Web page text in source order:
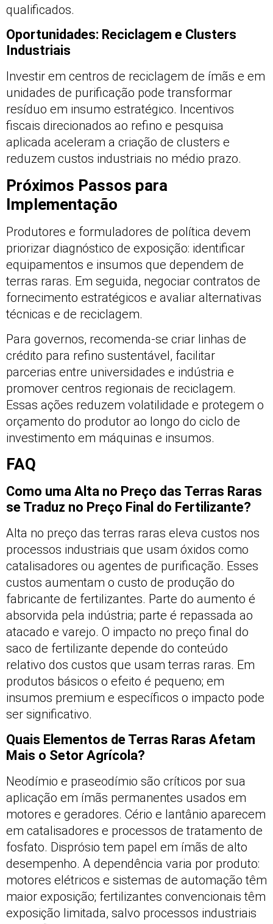
qualificados.
Oportunidades: Reciclagem e Clusters
Industriais
Investir em centros de reciclagem de ímãs e em
unidades de purificação pode transformar
resíduo em insumo estratégico. Incentivos
fiscais direcionados ao refino e pesquisa
aplicada aceleram a criação de clusters e
reduzem custos industriais no médio prazo.
Próximos Passos para
Implementação
Produtores e formuladores de política devem
priorizar diagnóstico de exposição: identificar
equipamentos e insumos que dependem de
terras raras. Em seguida, negociar contratos de
fornecimento estratégicos e avaliar alternativas
técnicas e de reciclagem.
Para governos, recomenda-se criar linhas de
crédito para refino sustentável, facilitar
parcerias entre universidades e indústria e
promover centros regionais de reciclagem.
Essas ações reduzem volatilidade e protegem o
orçamento do produtor ao longo do ciclo de
investimento em máquinas e insumos.
FAQ
Como uma Alta no Preço das Terras Raras
se Traduz no Preço Final do Fertilizante?
Alta no preço das terras raras eleva custos nos
processos industriais que usam óxidos como
catalisadores ou agentes de purificação. Esses
custos aumentam o custo de produção do
fabricante de fertilizantes. Parte do aumento é
absorvida pela indústria; parte é repassada ao
atacado e varejo. O impacto no preço final do
saco de fertilizante depende do conteúdo
relativo dos custos que usam terras raras. Em
produtos básicos o efeito é pequeno; em
insumos premium e específicos o impacto pode
ser significativo.
Quais Elementos de Terras Raras Afetam
Mais o Setor Agrícola?
Neodímio e praseodímio são críticos por sua
aplicação em ímãs permanentes usados em
motores e geradores. Cério e lantânio aparecem
em catalisadores e processos de tratamento de
fosfato. Disprósio tem papel em ímãs de alto
desempenho. A dependência varia por produto:
motores elétricos e sistemas de automação têm
maior exposição; fertilizantes convencionais têm
exposição limitada, salvo processos industriais